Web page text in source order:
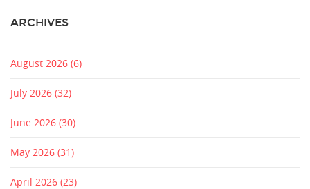
ARCHIVES
August 2026 (6)
July 2026 (32)
June 2026 (30)
May 2026 (31)
April 2026 (23)